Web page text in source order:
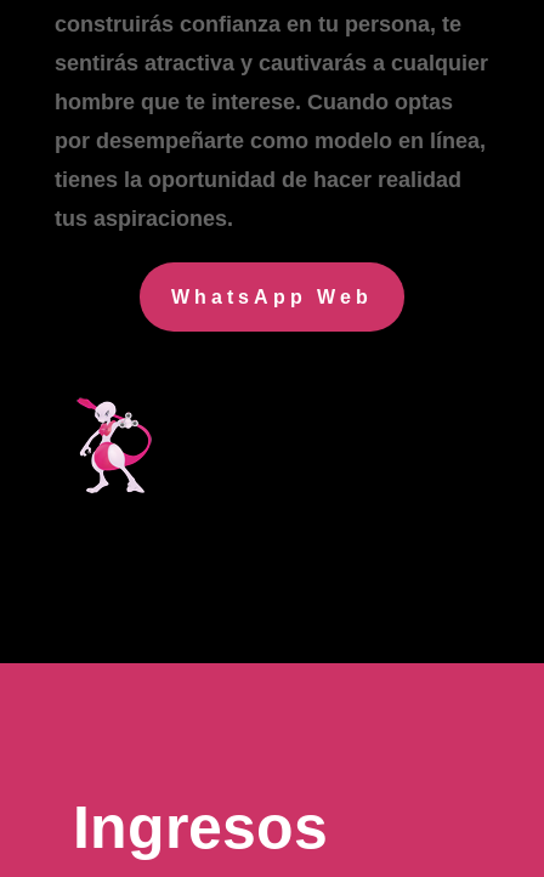
construirás confianza en tu persona, te
sentirás atractiva y cautivarás a cualquier
hombre que te interese. Cuando optas
por desempeñarte como modelo en línea,
tienes la oportunidad de hacer realidad
tus aspiraciones.
WhatsApp Web
Ingresos